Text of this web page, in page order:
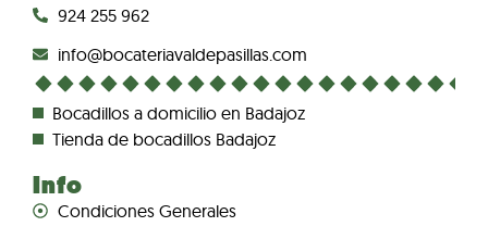
924 255 962
info@bocateriavaldepasillas.com
Bocadillos a domicilio en Badajoz
Tienda de bocadillos Badajoz
Info
Condiciones Generales